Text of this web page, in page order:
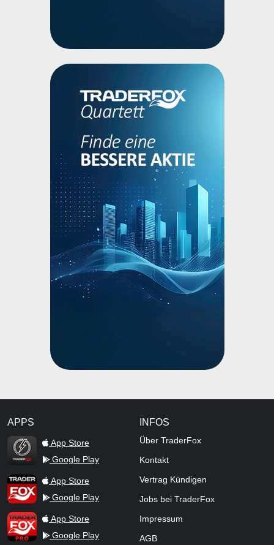
APPS
TraderFox Flash
App Store
Google Play
TraderFox AppApp Store
Google Play
TraderFox ProApp Store
Google Play
INFOS
Über TraderFox
Kontakt
Vertrag Kündigen
Jobs bei TraderFox
Impressum
AGB